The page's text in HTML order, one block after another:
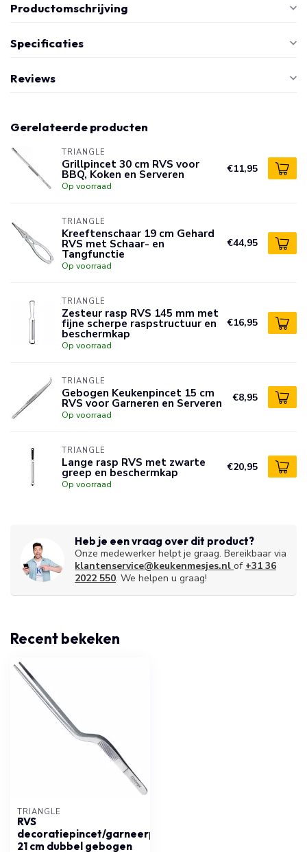
Productomschrijving
Specificaties
Reviews
Gerelateerde producten
TRIANGLE
Grillpincet 30 cm RVS voor
BBQ, Koken en Serveren
Op voorraad
€11,95
TRIANGLE
Kreeftenschaar 19 cm Gehard
RVS met Schaar- en
Tangfunctie
Op voorraad
€44,95
TRIANGLE
Zesteur rasp RVS 145 mm met
fijne scherpe raspstructuur en
beschermkap
Op voorraad
€16,95
TRIANGLE
Gebogen Keukenpincet 15 cm
RVS voor Garneren en Serveren
Op voorraad
€8,95
TRIANGLE
Lange rasp RVS met zwarte
greep en beschermkap
Op voorraad
€20,95
Heb je een vraag over dit product?
Onze medewerker helpt je graag. Bereikbaar via
klantenservice@keukenmesjes.nl of +31 36
2022 550. We helpen u graag!
Recent bekeken
TRIANGLE
RVS
decoratiepincet/garneerpincet
21 cm dubbel gebogen